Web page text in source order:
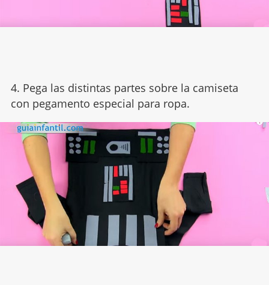
4. Pega las distintas partes sobre la camiseta
con pegamento especial para ropa.